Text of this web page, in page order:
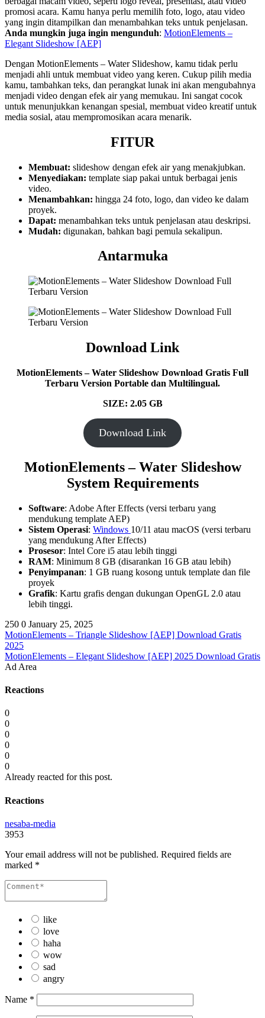
promosi acara. Kamu hanya perlu memilih foto, logo, atau video
yang ingin ditampilkan dan menambahkan teks untuk penjelasan.
Anda mungkin juga ingin mengunduh: MotionElements –
Elegant Slideshow [AEP]
Dengan MotionElements – Water Slideshow, kamu tidak perlu
menjadi ahli untuk membuat video yang keren. Cukup pilih media
kamu, tambahkan teks, dan perangkat lunak ini akan mengubahnya
menjadi video dengan efek air yang memukau. Ini sangat cocok
untuk menunjukkan kenangan spesial, membuat video kreatif untuk
media sosial, atau mempromosikan acara menarik.
FITUR
Membuat: slideshow dengan efek air yang menakjubkan.
Menyediakan: template siap pakai untuk berbagai jenis
video.
Menambahkan: hingga 24 foto, logo, dan video ke dalam
proyek.
Dapat: menambahkan teks untuk penjelasan atau deskripsi.
Mudah: digunakan, bahkan bagi pemula sekalipun.
Antarmuka
Download Link
MotionElements – Water Slideshow Download Gratis Full
Terbaru Version Portable dan Multilingual.
SIZE: 2.05 GB
Download Link
MotionElements – Water Slideshow
System Requirements
Software: Adobe After Effects (versi terbaru yang
mendukung template AEP)
Sistem Operasi: Windows 10/11 atau macOS (versi terbaru
yang mendukung After Effects)
Prosesor: Intel Core i5 atau lebih tinggi
RAM: Minimum 8 GB (disarankan 16 GB atau lebih)
Penyimpanan: 1 GB ruang kosong untuk template dan file
proyek
Grafik: Kartu grafis dengan dukungan OpenGL 2.0 atau
lebih tinggi.
250 0 January 25, 2025
MotionElements – Triangle Slideshow [AEP] Download Gratis
2025
MotionElements – Elegant Slideshow [AEP] 2025 Download Gratis
Ad Area
Reactions
0
0
0
0
0
0
Already reacted for this post.
Reactions
nesaba-media
3953
Your email address will not be published. Required fields are
marked *
like
love
haha
wow
sad
angry
Name *